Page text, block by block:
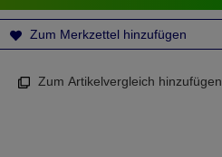
Zum Merkzettel hinzufügen
Zum Artikelvergleich hinzufügen